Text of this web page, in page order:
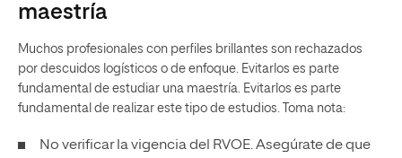
maestría
Muchos profesionales con perfiles brillantes son rechazados
por descuidos logísticos o de enfoque. Evitarlos es parte
fundamental de estudiar una maestría. Evitarlos es parte
fundamental de realizar este tipo de estudios. Toma nota:
No verificar la vigencia del RVOE. Asegúrate de que